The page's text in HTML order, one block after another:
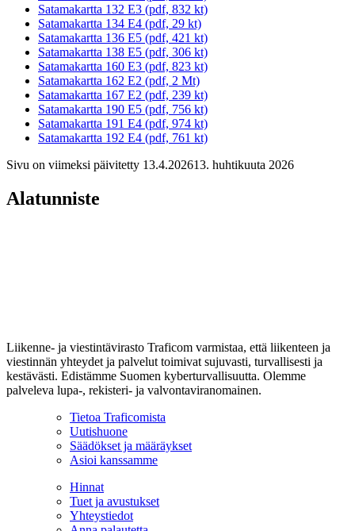
Satamakartta 132 E3 (pdf, 832 kt)
Satamakartta 134 E4 (pdf, 29 kt)
Satamakartta 136 E5 (pdf, 421 kt)
Satamakartta 138 E5 (pdf, 306 kt)
Satamakartta 160 E3 (pdf, 823 kt)
Satamakartta 162 E2 (pdf, 2 Mt)
Satamakartta 167 E2 (pdf, 239 kt)
Satamakartta 190 E5 (pdf, 756 kt)
Satamakartta 191 E4 (pdf, 974 kt)
Satamakartta 192 E4 (pdf, 761 kt)
Sivu on viimeksi päivitetty 13.4.202613. huhtikuuta 2026
Alatunniste
Liikenne- ja viestintävirasto Traficom varmistaa, että liikenteen ja
viestinnän yhteydet ja palvelut toimivat sujuvasti, turvallisesti ja
kestävästi. Edistämme Suomen kyberturvallisuutta. Olemme
palveleva lupa-, rekisteri- ja valvontaviranomainen.
Tietoa Traficomista
Uutishuone
Säädökset ja määräykset
Asioi kanssamme
Hinnat
Tuet ja avustukset
Yhteystiedot